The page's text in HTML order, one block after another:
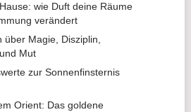
wie Duft deine Räume
verändert
über Magie, Disziplin,
Mut
zur Sonnenfinsternis
Orient: Das goldene